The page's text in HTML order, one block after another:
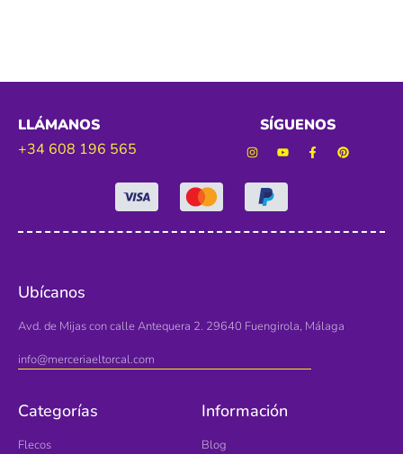
LLÁMANOS
+34 608 196 565
SÍGUENOS
Ubícanos
Avd. de Mijas con calle Antequera 2. 29640 Fuengirola, Málaga
info@merceriaeltorcal.com
Categorías
Flecos
Información
Blog